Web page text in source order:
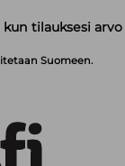
tilauksesi arvo
Suomeen.